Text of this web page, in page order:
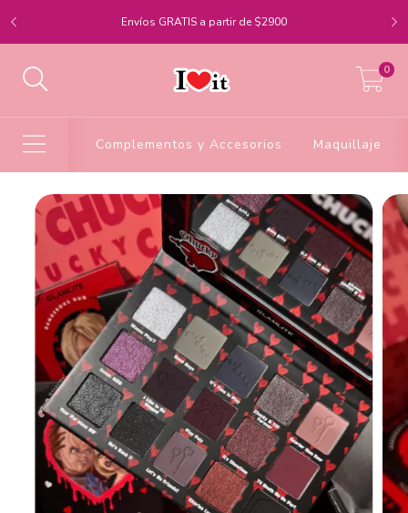
Envíos GRATIS a partir de $2900
0
Complementos y Accesorios Maquillaje